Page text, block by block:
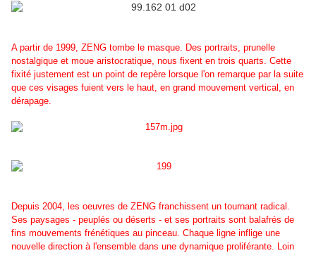
A partir de 1999, ZENG tombe le masque. Des portraits, prunelle
nostalgique et moue aristocratique, nous fixent en trois quarts. Cette
fixité justement est un point de repère lorsque l'on remarque par la suite
que ces visages fuient vers le haut, en grand mouvement vertical, en
dérapage.
Depuis 2004, les oeuvres de ZENG franchissent un tournant radical.
Ses paysages - peuplés ou déserts - et ses portraits sont balafrés de
fins mouvements frénétiques au pinceau. Chaque ligne inflige une
nouvelle direction à l'ensemble dans une dynamique proliférante. Loin